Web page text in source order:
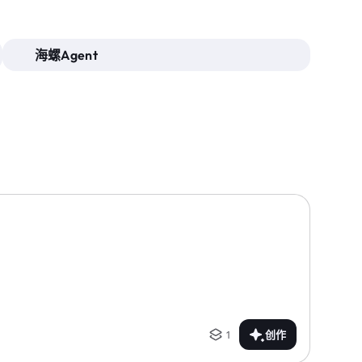
海螺Agent
1 创作